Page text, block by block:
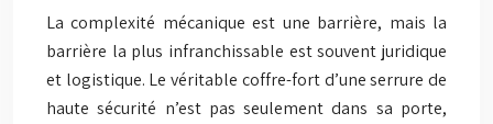
La complexité mécanique est une barrière, mais la
barrière la plus infranchissable est souvent juridique
et logistique. Le véritable coffre-fort d’une serrure de
haute sécurité n’est pas seulement dans sa porte,